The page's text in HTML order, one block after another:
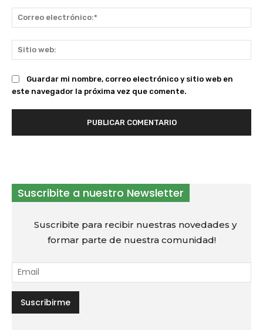
Guardar mi nombre, correo electrónico y sitio web en
este navegador la próxima vez que comente.
Suscribite a nuestro Newsletter
Suscribite para recibir nuestras novedades y
formar parte de nuestra comunidad!